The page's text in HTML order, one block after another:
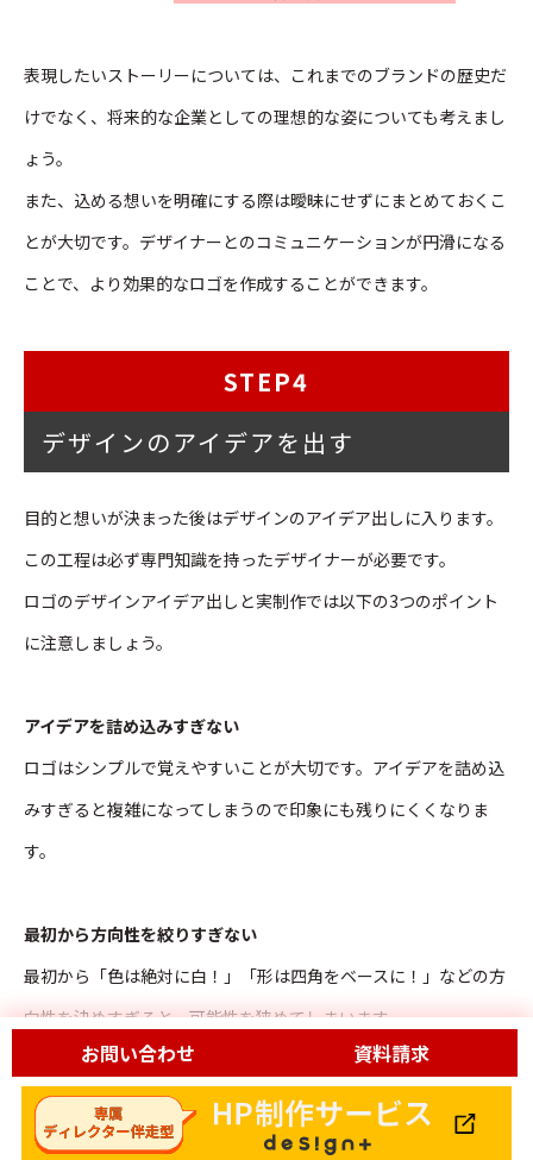
表現したいストーリーについては、これまでのブランドの歴史だ
けでなく、将来的な企業としての理想的な姿についても考えまし
ょう。
また、込める想いを明確にする際は曖昧にせずにまとめておくこ
とが大切です。デザイナーとのコミュニケーションが円滑になる
ことで、より効果的なロゴを作成することができます。
STEP4
デザインのアイデアを出す
目的と想いが決まった後はデザインのアイデア出しに入ります。
この工程は必ず専門知識を持ったデザイナーが必要です。
ロゴのデザインアイデア出しと実制作では以下の3つのポイント
に注意しましょう。
アイデアを詰め込みすぎない
ロゴはシンプルで覚えやすいことが大切です。アイデアを詰め込
みすぎると複雑になってしまうので印象にも残りにくくなりま
す。
最初から方向性を絞りすぎない
最初から「色は絶対に白！」「形は四角をベースに！」などの方
向性を決めすぎると、可能性を狭めてしまいます。
さまざまな方向性からアイデアを出して最適なデザインを探しま
しょう。
お問い合わせ 資料請求